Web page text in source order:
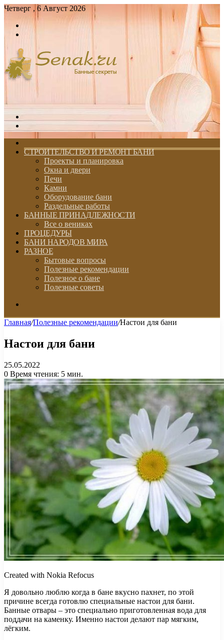
Четверг , 6 Август 2026
Войти
skin
СТРОИТЕЛЬСТВО И РЕМОНТ БАНИ
Проекты и планировка
Окна и двери
Печи
Камни
Оборудование бани
Раздельные работы
БАННЫЕ ПРИНАДЛЕЖНОСТИ
Все о вениках
ПРОЦЕДУРЫ
БАНИ НАРОДОВ МИРА
РАЗНОЕ
Бытовые вопросы
Полезные рекомендации
Полезное о бане
Полезные советы
Главная/Полезные рекомендации/Настои для бани
Настои для бани
25.05.2022
0 Время чтения: 5 мин.
Created with Nokia Refocus
Я довольно люблю когда в бане вкусно пахнет, по этой
причине всегда готовлю специальные настои для бани.
Банные отвары – это специально приготовленная вода для
поддачи на каменку. Именно настои делают пар мягким,
лёгким.